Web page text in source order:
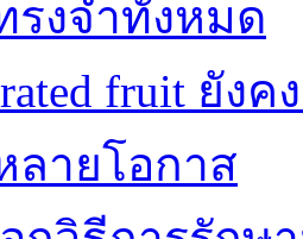
รงจำทั้งหมด
fruit ยัง
ลายโอกาส